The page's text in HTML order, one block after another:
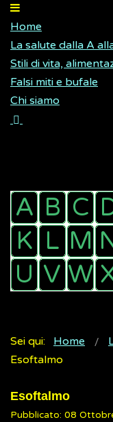
Home
La salute dalla A
Stili di vita,
Falsi miti e bufale
Chi siamo
Sei qui: Home
Esoftalmo
Esoftalmo
Pubblicato: 08